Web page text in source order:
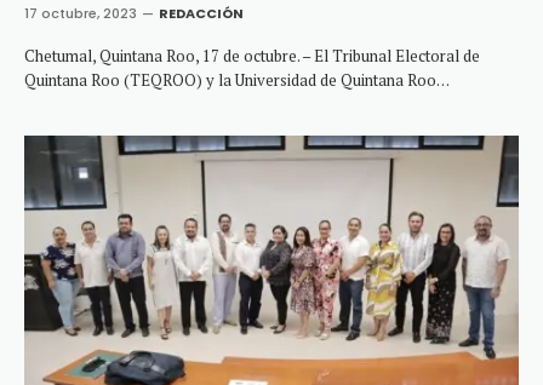
17 octubre, 2023 REDACCIÓN
Chetumal, Quintana Roo, 17 de octubre. – El Tribunal Electoral de
Quintana Roo (TEQROO) y la Universidad de Quintana Roo…